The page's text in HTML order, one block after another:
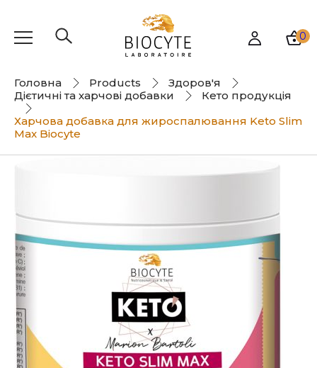
0
Головна Products
Здоров'я
Дієтичні та харчові добавки
Кето продукція
Харчова добавка для жироспалювання Keto Slim
Max Biocyte